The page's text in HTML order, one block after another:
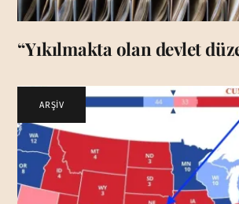
“Yıkılmakta olan devlet
ARŞİV